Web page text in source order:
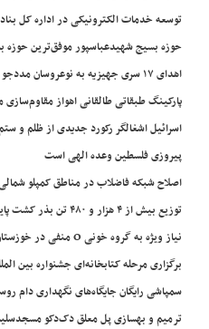
توسعه خدمات الکترونیکی در اداره کل
حوزه بسیج شهیدعباسپور موفق‌ترین حوزه
اهدای ۱۷ سری جهیزیه به نوعروسان مددجو رامهرمز
پارکینگ طبقاتی طالقانی اهواز مقاوم‌سازی
اسرائیل اشغالگر رکورد جدیدی از ظلم و
پیروزی فلسطین وعده الهی است
اصلاح شبکه فاضلاب در مناطق کمپلو
توزیع بیش از ۴ هزار و ۴۸۰ تن بذر کشت پاییزه در خوزستان
نیاز ویژه به گروه خونی O منفی در خوزستان
برگزاری مرحله کتابخانه‌ای جشنواره بین
سمپاشی رایگان جایگاه‌های نگهداری دام
ترمیم و بهسازی پل معلق دک‌دکو